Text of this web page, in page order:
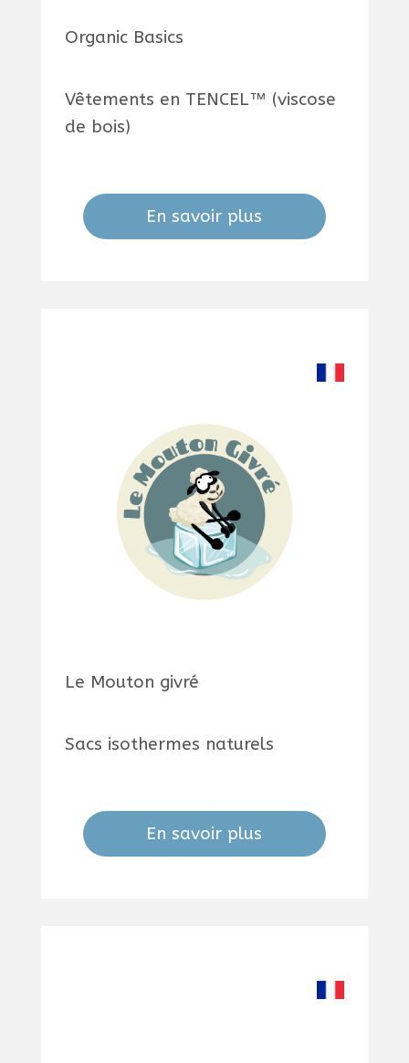
Organic Basics
Vêtements en TENCEL™ (viscose
de bois)
En savoir plus
Le Mouton givré
Sacs isothermes naturels
En savoir plus